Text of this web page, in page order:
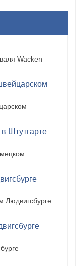
Wacken
Штутгарте
Людвигсбурге